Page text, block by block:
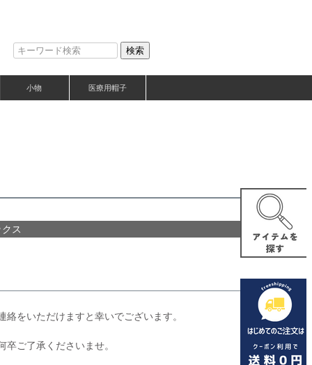
検索
小物 医療用帽子
ス
をいただけますと幸いでございます。
ご了承くださいませ。